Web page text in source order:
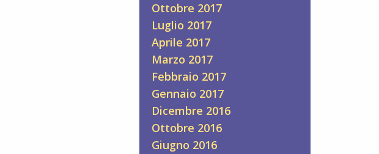
Ottobre 2017
Luglio 2017
Aprile 2017
Marzo 2017
Febbraio 2017
Gennaio 2017
Dicembre 2016
Ottobre 2016
Giugno 2016